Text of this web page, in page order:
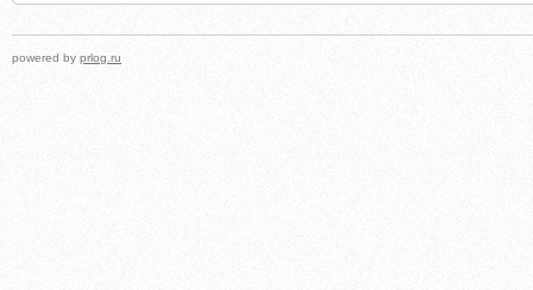
powered by prlog.ru